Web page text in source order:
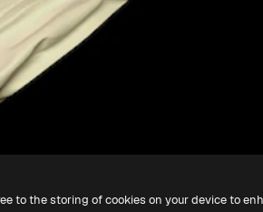
to the storing of cookies on your device to